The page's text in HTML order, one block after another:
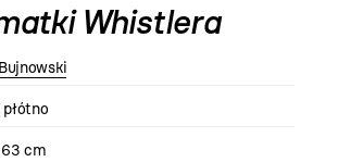
Whistlera
cm